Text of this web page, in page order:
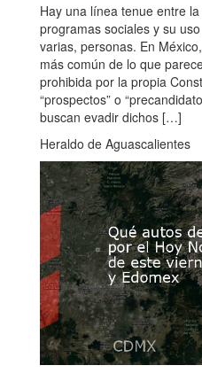
Hay una línea tenue entre
programas sociales y su
varias, personas. En
más común de lo que
prohibida por la propia
“prospectos” o
buscan evadir dichos […]
Heraldo de Aguascalientes